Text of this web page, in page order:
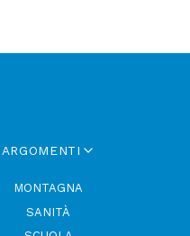
ARGOMENTI
MONTAGNA
SANITÀ